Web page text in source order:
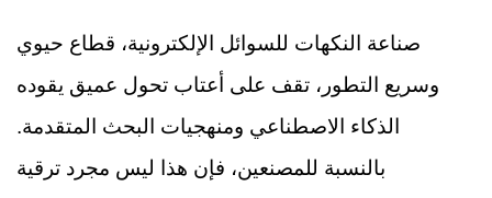
صناعة النكهات للسوائل الإلكترونية، قطاع حيوي
وسريع التطور، تقف على أعتاب تحول عميق يقوده
الذكاء الاصطناعي ومنهجيات البحث المتقدمة.
بالنسبة للمصنعين، فإن هذا ليس مجرد ترقية